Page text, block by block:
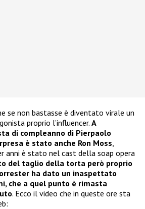
se non bastasse è diventato virale un
proprio l’influencer. A
di compleanno di Pierpaolo
è stato anche Ron Moss
anni è stato nel cast della soap opera
del taglio della torta però proprio
ha dato un inaspettato
che a quel punto è rimasta
. Ecco il video che in queste ore sta